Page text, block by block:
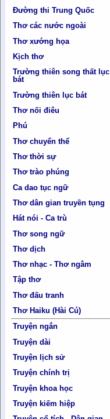
Đường thi Trung Quốc
Thơ các nước ngoài
Thơ xướng họa
Kịch thơ
Trường thiên song thất lục
bát
Trường thiên lục bát
Thơ nối điêu
Phú
Thơ chuyển thể
Thơ thời sự
Thơ trào phúng
Ca dao tục ngữ
Thơ dân gian truyền tụng
Hát nói - Ca trù
Thơ song ngữ
Thơ dịch
Thơ nhạc - Thơ ngâm
Tập thơ
Thơ đấu tranh
Thơ Haiku (Hài Cú)
Truyện ngắn
Truyện dài
Truyện lịch sử
Truyện chính trị
Truyện khoa học
Truyện kiếm hiệp